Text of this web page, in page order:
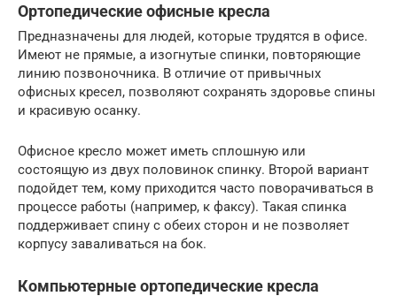
Ортопедические офисные кресла
Предназначены для людей, которые трудятся в офисе.
Имеют не прямые, а изогнутые спинки, повторяющие
линию позвоночника. В отличие от привычных
офисных кресел, позволяют сохранять здоровье спины
и красивую осанку.
Офисное кресло может иметь сплошную или
состоящую из двух половинок спинку. Второй вариант
подойдет тем, кому приходится часто поворачиваться в
процессе работы (например, к факсу). Такая спинка
поддерживает спину с обеих сторон и не позволяет
корпусу заваливаться на бок.
Компьютерные ортопедические кресла